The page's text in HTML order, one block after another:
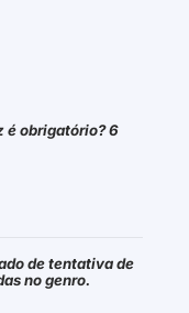
é obrigatório? 6
de tentativa de
no genro.